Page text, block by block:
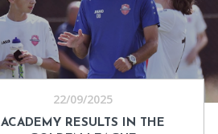
22/09/2025
ACADEMY RESULTS IN THE